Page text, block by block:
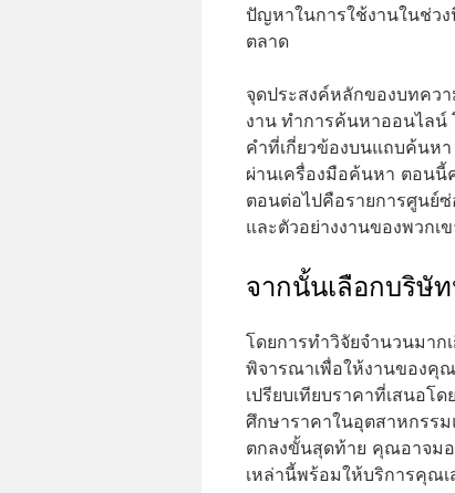
ปัญหาในการใช้งานในช่ว
ตลาด
จุดประสงค์หลักของบทคว
งาน ทำการค้นหาออนไลน์
คำที่เกี่ยวข้องบนแถบค้นห
ผ่านเครื่องมือค้นหา ตอน
ตอนต่อไปคือรายการศูนย์
และตัวอย่างงานของพวก
จากนั้นเลือกบริษั
โดยการทำวิจัยจำนวนมา
พิจารณาเพื่อให้งานของคุ
เปรียบเทียบราคาที่เสนอโ
ศึกษาราคาในอุตสาหกรร
ตกลงขั้นสุดท้าย คุณอาจม
เหล่านี้พร้อมให้บริการคุณ